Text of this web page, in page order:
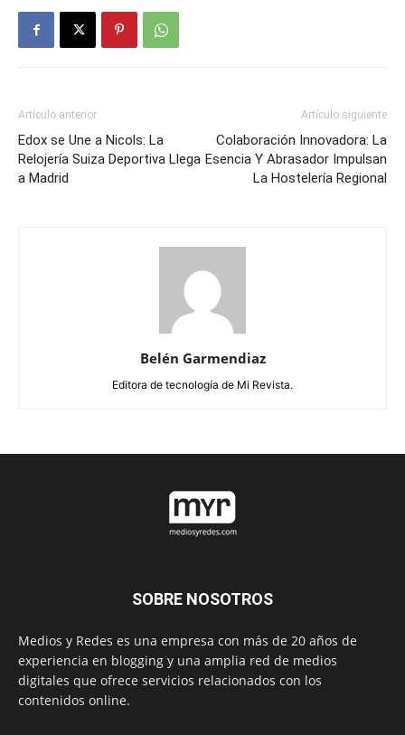
Artículo anterior
Edox se Une a Nicols: La
Relojería Suiza Deportiva Llega
a Madrid
Artículo siguiente
Colaboración Innovadora: La
Esencia Y Abrasador Impulsan
La Hostelería Regional
Belén Garmendiaz
Editora de tecnología de Mi Revista.
SOBRE NOSOTROS
Medios y Redes es una empresa con más de 20 años de
experiencia en blogging y una amplia red de medios
digitales que ofrece servicios relacionados con los
contenidos online.